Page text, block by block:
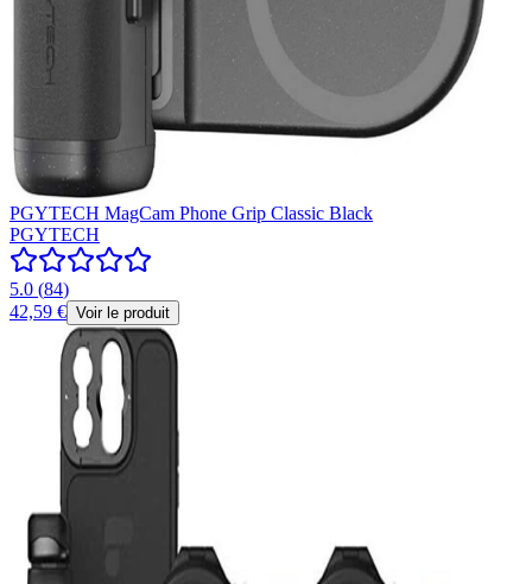
PGYTECH MagCam Phone Grip Classic Black
PGYTECH
5.0 (84)
42,59 € Voir le produit